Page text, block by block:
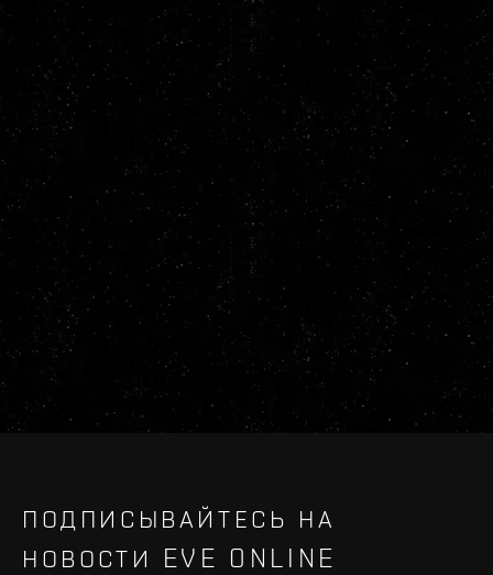
ПОДПИСЫВАЙТЕСЬ НА
НОВОСТИ EVE ONLINE